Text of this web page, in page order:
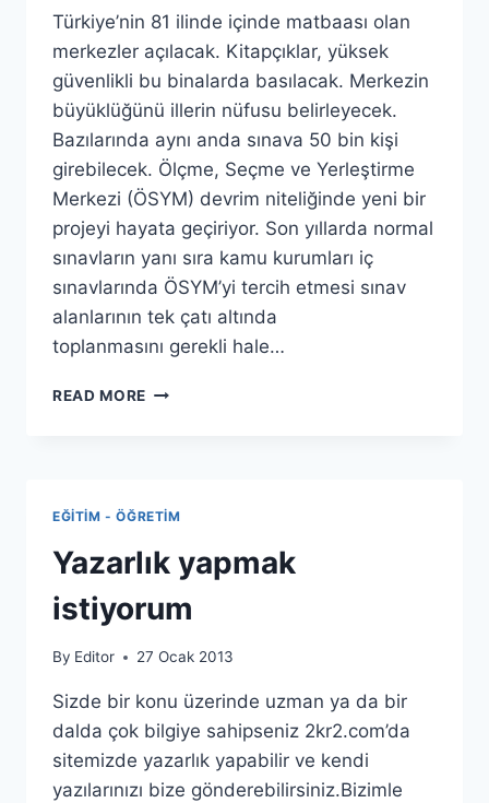
Türkiye’nin 81 ilinde içinde matbaası olan
merkezler açılacak. Kitapçıklar, yüksek
güvenlikli bu binalarda basılacak. Merkezin
büyüklüğünü illerin nüfusu belirleyecek.
Bazılarında aynı anda sınava 50 bin kişi
girebilecek. Ölçme, Seçme ve Yerleştirme
Merkezi (ÖSYM) devrim niteliğinde yeni bir
projeyi hayata geçiriyor. Son yıllarda normal
sınavların yanı sıra kamu kurumları iç
sınavlarında ÖSYM’yi tercih etmesi sınav
alanlarının tek çatı altında
toplanmasını gerekli hale…
READ MORE HER
KURACAK
EĞITIM - ÖĞRETIM
Yazarlık yapmak
istiyorum
By Editor 27 Ocak 2013
Sizde bir konu üzerinde uzman ya da bir
dalda çok bilgiye sahipseniz 2kr2.com’da
sitemizde yazarlık yapabilir ve kendi
yazılarınızı bize gönderebilirsiniz.Bizimle